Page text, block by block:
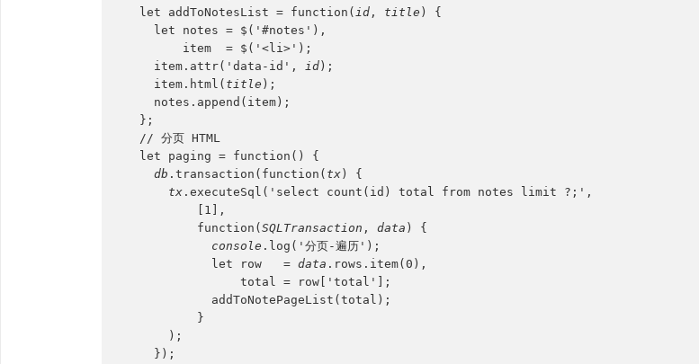
  let addToNotesList = function(
id, title ) {
    let notes = $('#notes'),
        item  = $('<li>');
    item.attr('data-id',
id);
    item.html(
title );
    notes.append(item);
  };
  // 分页 HTML
  let paging = function() {
db .transaction(function( tx) {
tx.executeSql('select count(id) total from notes limit ?;',
          [1],
          function(
SQLTransaction , data ) {
console .log('分页-遍历');
            let row   =
data .rows.item(0),
                total = row['total'];
            addToNotePageList(total);
          }
      );
    });